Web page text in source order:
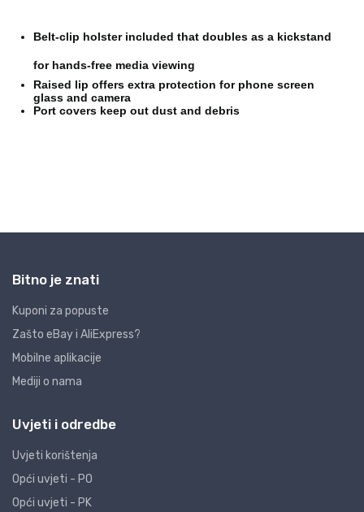
Bitno je znati
Kuponi za popuste
Zašto eBay i AliExpress?
Mobilne aplikacije
Mediji o nama
Uvjeti i odredbe
Uvjeti korištenja
Opći uvjeti - PO
Opći uvjeti - PK